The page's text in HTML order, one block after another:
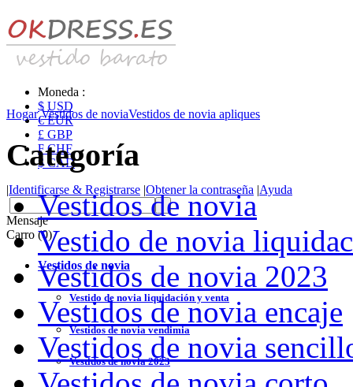
Moneda :
$ USD
€ EUR
£ GBP
₣ CHF
$ CAD
|Identificarse & Registrarse |Obtener la contraseña |Ayuda
Mensaje
Carro (0)
Vestidos de novia
Vestido de novia liquidación y venta
Vestidos de novia vendimia
Vestidos de novia 2023
Hogar Vestidos de noviaVestidos de novia apliques
Categoría
Vestidos de novia
Vestido de novia
Vestidos de novia 2023
Vestidos de novia encaje
Vestidos de novia